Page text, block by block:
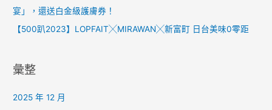
宴」，還送白金級護膚券！
【500趴2023】LOPFAIT╳MIRAWAN╳新富町 日台美味0零距
彙整
2025 年 12 月